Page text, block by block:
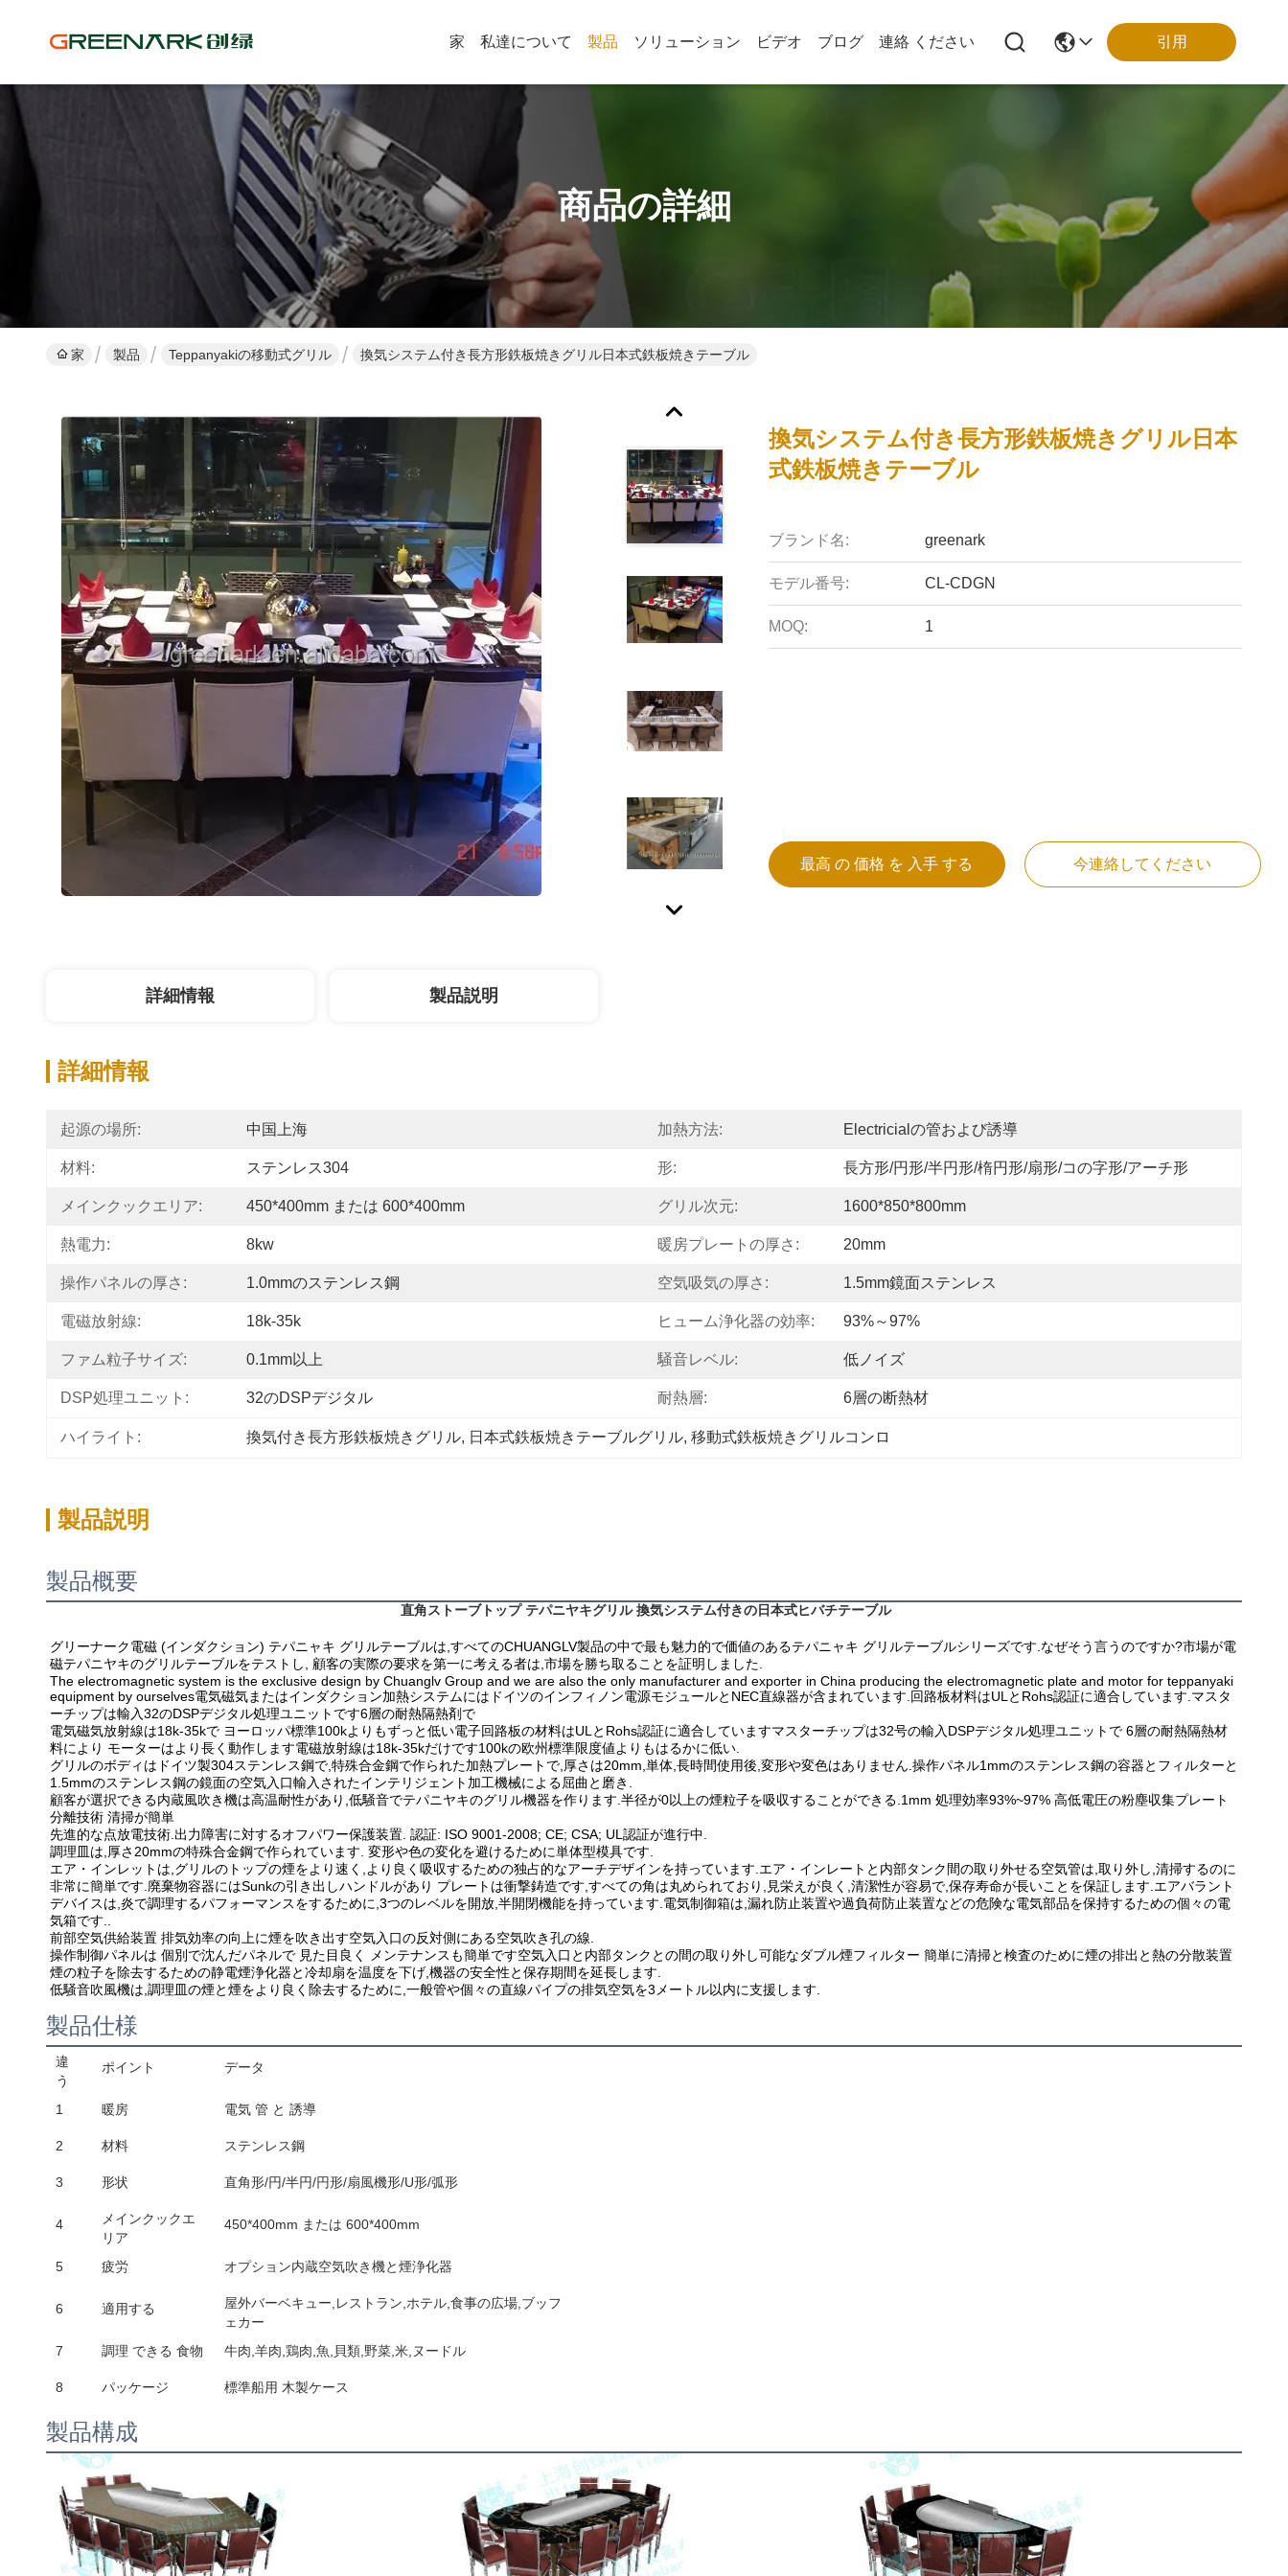
家 私達について 製品 ソリューション ビデオ ブログ 連絡 ください 引用
商品の詳細
家 製品 Teppanyakiの移動式グリル 換気システム付き長方形鉄板焼きグリル日本式鉄板焼きテーブル
換気システム付き長方形鉄板焼きグリル日本
式鉄板焼きテーブル
ブランド名: greenark
モデル番号: CL-CDGN
MOQ: 1
最高 の 価格 を 入手 する 今連絡してください
詳細情報 製品説明
詳細情報
起源の場所: 中国上海 加熱方法: Electricialの管および誘導
材料: ステンレス304 形: 長方形/円形/半円形/楕円形/扇形/コの字形/アーチ形
メインクックエリア: 450*400mm または 600*400mm グリル次元: 1600*850*800mm
熱電力: 8kw 暖房プレートの厚さ: 20mm
操作パネルの厚さ: 1.0mmのステンレス鋼 空気吸気の厚さ: 1.5mm鏡面ステンレス
電磁放射線: 18k-35k ヒューム浄化器の効率: 93%～97%
ファム粒子サイズ: 0.1mm以上 騒音レベル: 低ノイズ
DSP処理ユニット: 32のDSPデジタル 耐熱層: 6層の断熱材
ハイライト: 換気付き長方形鉄板焼きグリル, 日本式鉄板焼きテーブルグリル, 移動式鉄板焼きグリルコンロ
製品説明
製品概要
直角ストーブトップ テパニヤキグリル 換気システム付きの日本式ヒバチテーブル
グリーナーク電磁 (インダクション) テパニャキ グリルテーブルは,すべてのCHUANGLV製品の中で最も魅力的で価値のあるテパニャキ グリルテーブルシリーズです.なぜそう言うのですか?市場が電
磁テパニヤキのグリルテーブルをテストし, 顧客の実際の要求を第一に考える者は,市場を勝ち取ることを証明しました.
The electromagnetic system is the exclusive design by Chuanglv Group and we are also the only manufacturer and exporter in China producing the electromagnetic plate and motor for teppanyaki
equipment by ourselves電気磁気またはインダクション加熱システムにはドイツのインフィノン電源モジュールとNEC直線器が含まれています.回路板材料はULとRohs認証に適合しています.マスタ
ーチップは輸入32のDSPデジタル処理ユニットです6層の耐熱隔熱剤で
電気磁気放射線は18k-35kで ヨーロッパ標準100kよりもずっと低い電子回路板の材料はULとRohs認証に適合していますマスターチップは32号の輸入DSPデジタル処理ユニットで 6層の耐熱隔熱材
料により モーターはより長く動作します電磁放射線は18k-35kだけです100kの欧州標準限度値よりもはるかに低い.
グリルのボディはドイツ製304ステンレス鋼で,特殊合金鋼で作られた加熱プレートで,厚さは20mm,単体,長時間使用後,変形や変色はありません.操作パネル1mmのステンレス鋼の容器とフィルターと
1.5mmのステンレス鋼の鏡面の空気入口輸入されたインテリジェント加工機械による屈曲と磨き.
顧客が選択できる内蔵風吹き機は高温耐性があり,低騒音でテパニヤキのグリル機器を作ります.半径が0以上の煙粒子を吸収することができる.1mm 処理効率93%~97% 高低電圧の粉塵収集プレート
分離技術 清掃が簡単
先進的な点放電技術.出力障害に対するオフパワー保護装置. 認証: ISO 9001-2008; CE; CSA; UL認証が進行中.
調理皿は,厚さ20mmの特殊合金鋼で作られています. 変形や色の変化を避けるために単体型模具です.
エア・インレットは,グリルのトップの煙をより速く,より良く吸収するための独占的なアーチデザインを持っています.エア・インレートと内部タンク間の取り外せる空気管は,取り外し,清掃するのに
非常に簡単です.廃棄物容器にはSunkの引き出しハンドルがあり プレートは衝撃鋳造です,すべての角は丸められており,見栄えが良く,清潔性が容易で,保存寿命が長いことを保証します.エアバラント
デバイスは,炎で調理するパフォーマンスをするために,3つのレベルを開放,半開閉機能を持っています.電気制御箱は,漏れ防止装置や過負荷防止装置などの危険な電気部品を保持するための個々の電
気箱です..
前部空気供給装置 排気効率の向上に煙を吹き出す空気入口の反対側にある空気吹き孔の線.
操作制御パネルは 個別で沈んだパネルで 見た目良く メンテナンスも簡単です空気入口と内部タンクとの間の取り外し可能なダブル煙フィルター 簡単に清掃と検査のために煙の排出と熱の分散装置
煙の粒子を除去するための静電煙浄化器と冷却扇を温度を下げ,機器の安全性と保存期間を延長します.
低騒音吹風機は,調理皿の煙と煙をより良く除去するために,一般管や個々の直線パイプの排気空気を3メートル以内に支援します.
製品仕様
違
う
ポイント データ
1 暖房 電気 管 と 誘導
2 材料 ステンレス鋼
3 形状 直角形/円/半円/円形/扇風機形/U形/弧形
4
メインクックエ
リア
450*400mm または 600*400mm
5 疲労 オプション内蔵空気吹き機と煙浄化器
6 適用する
屋外バーベキュー,レストラン,ホテル,食事の広場,ブッフ
ェカー
7
調理 できる 食物 牛肉,羊肉,鶏肉,魚,貝類,野菜,米,ヌードル
8 パッケージ 標準船用 木製ケース
製品構成